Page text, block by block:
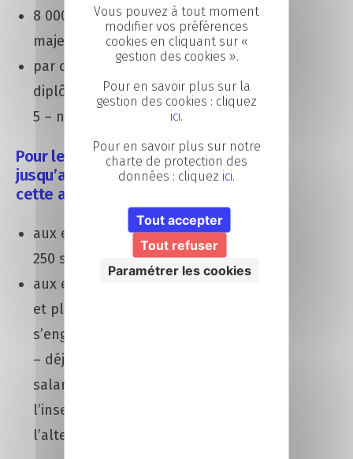
8 000 euros pour un apprenti
majeur
par contrat préparant à un
diplôme jusqu’au master (bac +
5 – niveau 7 du RNCP)
Pour les contrats signés
jusqu’au 31 décembre 2021,
cette aide sera versée :
aux entreprises de moins de
250 salariés sans condition
aux entreprises de 250 salariés
et plus à la condition qu’elles
s’engagent à atteindre le seuil
– déjà fixé par la loi – de 5% de
salariés en contrats favorisant
l’insertion professionnelle et
l’alternance en 2021.
Vous pouvez à tout moment
modifier vos préférences
cookies en cliquant sur «
gestion des cookies ».
Pour en savoir plus sur la
gestion des cookies : cliquez
ici.
Pour en savoir plus sur notre
charte de protection des
données : cliquez ici.
Tout accepter
Tout refuser
Paramétrer les cookies